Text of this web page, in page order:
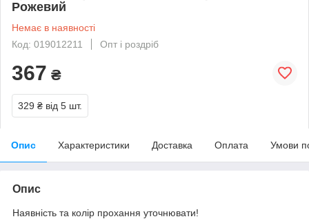
Рожевий
Немає в наявності
Код: 019012211
Опт і роздріб
367 ₴
329 ₴ від 5 шт.
Опис Характеристики Доставка Оплата Умови
Опис
Наявність та колір прохання уточнювати!